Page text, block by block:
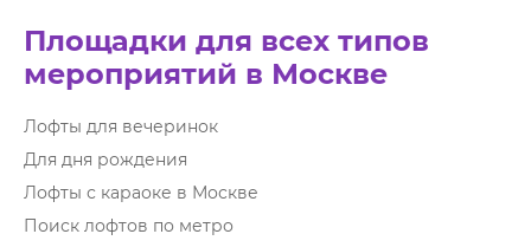
Площадки для всех типов
мероприятий в Москве
Лофты для вечеринок
Для дня рождения
Лофты с караоке в Москве
Поиск лофтов по метро